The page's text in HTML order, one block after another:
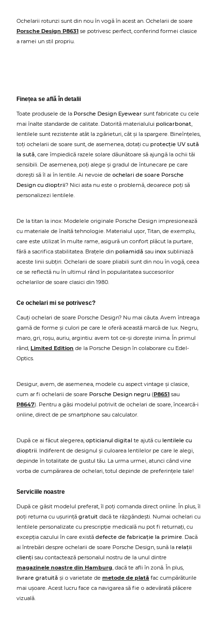
Ochelarii rotunzi sunt din nou în vogă în acest an. Ochelarii de soare
Porsche Design P8631 se potrivesc perfect, conferind formei clasice
a ramei un stil propriu.
Finețea se află în detalii
Toate produsele de la Porsche Design Eyewear sunt fabricate cu cele
mai înalte standarde de calitate. Datorită materialului policarbonat,
lentilele sunt rezistente atât la zgârieturi, cât și la spargere. Bineînțeles,
toți ochelarii de soare sunt, de asemenea, dotați cu protecție UV sută
la sută, care împiedică razele solare dăunătoare să ajungă la ochii tăi
sensibili. De asemenea, poți alege și gradul de întunecare pe care
dorești să îl ai în lentile. Ai nevoie de ochelari de soare Porsche
Design cu dioptrii? Nici asta nu este o problemă, deoarece poți să
personalizezi lentilele.
De la titan la inox: Modelele originale Porsche Design impresionează
cu materiale de înaltă tehnologie. Materialul ușor, Titan, de exemplu,
care este utilizat în multe rame, asigură un confort plăcut la purtare,
fără a sacrifica stabilitatea. Brațele din poliamidă sau inox subliniază
aceste linii subțiri. Ochelarii de soare pliabili sunt din nou în vogă, ceea
ce se reflectă nu în ultimul rând în popularitatea succesorilor
ochelarilor de soare clasici din 1980.
Ce ochelari mi se potrivesc?
Cauți ochelari de soare Porsche Design? Nu mai căuta. Avem întreaga
gamă de forme și culori pe care le oferă această marcă de lux. Negru,
maro, gri, roșu, auriu, argintiu: avem tot ce-și dorește inima. În primul
rând, Limited Edition de la Porsche Design în colaborare cu Edel-
Optics.
Desigur, avem, de asemenea, modele cu aspect vintage și clasice,
cum ar fi ochelarii de soare Porsche Design negru (P8651 sau
P8647). Pentru a găsi modelul potrivit de ochelari de soare, încearcă-i
online, direct de pe smartphone sau calculator.
După ce ai făcut alegerea, opticianul digital te ajută cu lentilele cu
dioptrii. Indiferent de designul și culoarea lentilelor pe care le alegi,
depinde în totalitate de gustul tău. La urma urmei, atunci când vine
vorba de cumpărarea de ochelari, totul depinde de preferințele tale!
Serviciile noastre
După ce găsit modelul preferat, îl poți comanda direct online. În plus, îl
poți returna cu ușurință gratuit dacă te răzgândești. Numai ochelari cu
lentilele personalizate cu prescripție medicală nu pot fi returnați, cu
excepția cazului în care există defecte de fabricație la primire. Dacă
ai întrebări despre ochelarii de soare Porsche Design, sună la relații
clienți sau contactează personalul nostru de la unul dintre
magazinele noastre din Hamburg, dacă te afli în zonă. În plus,
livrare gratuită și o varietate de metode de plată fac cumpărăturile
mai ușoare. Acest lucru face ca navigarea să fie o adevărată plăcere
vizuală.